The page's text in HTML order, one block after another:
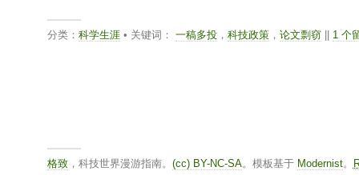
分类： 科学生涯• 关键词： 一稿多投， 科技政策， 论文剽窃|| 1 个
格致，科技世界漫游指南。 (cc) BY-NC-SA。模板基于 Modernist。